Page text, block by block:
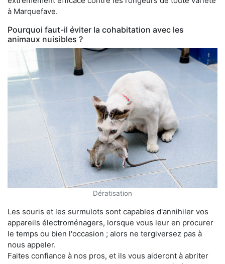
à Marquefave.
Pourquoi faut-il éviter la cohabitation avec les
animaux nuisibles ?
Dératisation
Les souris et les surmulots sont capables d'annihiler vos
appareils électroménagers, lorsque vous leur en procurer
le temps ou bien l'occasion ; alors ne tergiversez pas à
nous appeler.
Faites confiance à nos pros, et ils vous aideront à abriter